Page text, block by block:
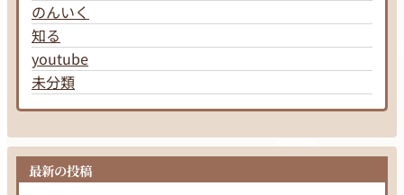
のんいく
知る
youtube
未分類
最新の投稿